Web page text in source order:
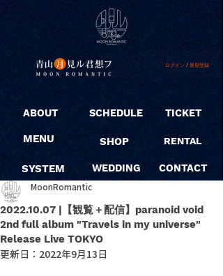
ログイン / 新規登録
ABOUT
MENU
SYSTEM
SCHEDULE
SHOP
WEDDING
TICKET
RENTAL
CONTACT
2022.10.07 |【観覧＋配信】paranoid void
2nd full album "Travels in my universe"
Release Live TOKYO
MoonRomantic
更新日： 2022年9月13日